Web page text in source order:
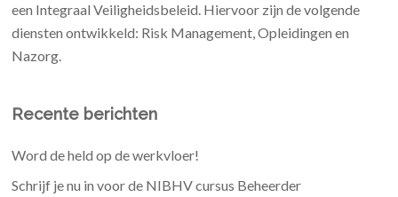
een Integraal Veiligheidsbeleid. Hiervoor zijn de volgende
diensten ontwikkeld: Risk Management, Opleidingen en
Nazorg.
Recente berichten
Word de held op de werkvloer!
Schrijf je nu in voor de NIBHV cursus Beheerder